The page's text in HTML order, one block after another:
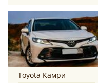
Toyota Камри